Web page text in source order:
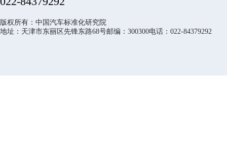
版权所有：中国汽车标准化研究院
地址：天津市东丽区先锋东路68号邮编：300300电话：022-84379292